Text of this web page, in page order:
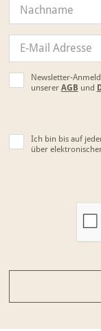
Newsletter-
unserer AGB und
Ich bin bis auf
über